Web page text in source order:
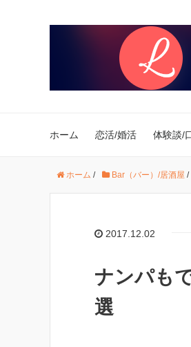
ホーム 恋活/婚活 体験談/
ホーム / Bar（バー）/居酒屋 /
2017.12.02
ナンパも
選